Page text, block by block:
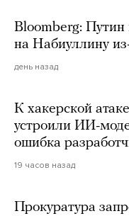
Bloomberg: Путин
на Набиуллину
день назад
К хакерской
устроили ИИ-
ошибка
19 часов назад
Прокуратура